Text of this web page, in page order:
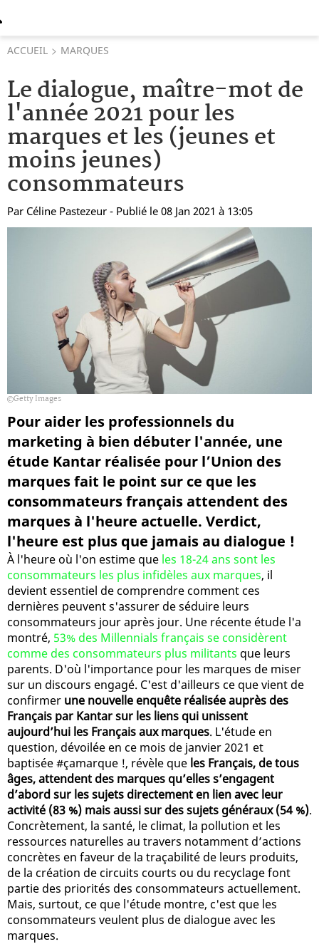
ACCUEIL MARQUES
Le dialogue, maître-mot de
l'année 2021 pour les
marques et les (jeunes et
moins jeunes)
consommateurs
Par Céline Pastezeur - Publié le 08 Jan 2021 à 13:05
Getty Images
Pour aider les professionnels du
marketing à bien débuter l'année, une
étude Kantar réalisée pour l’Union des
marques fait le point sur ce que les
consommateurs français attendent des
marques à l'heure actuelle. Verdict,
l'heure est plus que jamais au dialogue !
À l'heure où l'on estime que les 18-24 ans sont les
consommateurs les plus infidèles aux marques, il
devient essentiel de comprendre comment ces
dernières peuvent s'assurer de séduire leurs
consommateurs jour après jour. Une récente étude l'a
montré, 53% des Millennials français se considèrent
comme des consommateurs plus militants que leurs
parents. D'où l'importance pour les marques de miser
sur un discours engagé. C'est d'ailleurs ce que vient de
confirmer une nouvelle enquête réalisée auprès des
Français par Kantar sur les liens qui unissent
aujourd’hui les Français aux marques. L'étude en
question, dévoilée en ce mois de janvier 2021 et
baptisée #çamarque !, révèle que les Français, de tous
âges, attendent des marques qu’elles s’engagent
d’abord sur les sujets directement en lien avec leur
activité (83 %) mais aussi sur des sujets généraux (54 %).
Concrètement, la santé, le climat, la pollution et les
ressources naturelles au travers notamment d’actions
concrètes en faveur de la traçabilité de leurs produits,
de la création de circuits courts ou du recyclage font
partie des priorités des consommateurs actuellement.
Mais, surtout, ce que l'étude montre, c'est que les
consommateurs veulent plus de dialogue avec les
marques.